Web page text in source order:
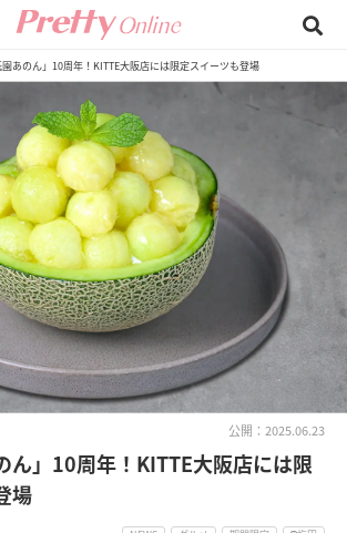
園あのん」10周年！KITTE大阪店には限定スイーツも登場
公開：2025.06.23
ん」10周年！KITTE大阪店には限
場